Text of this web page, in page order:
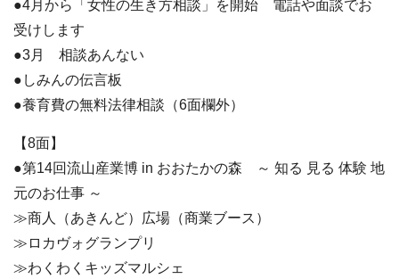
●4月から「女性の生き方相談」を開始 電話や面談でお
受けします
●3月 相談あんない
●しみんの伝言板
●養育費の無料法律相談（6面欄外）
【8面】
●第14回流山産業博 in おおたかの森 ～ 知る 見る 体験 地
元のお仕事 ～
≫商人（あきんど）広場（商業ブース）
≫ロカヴォグランプリ
≫わくわくキッズマルシェ